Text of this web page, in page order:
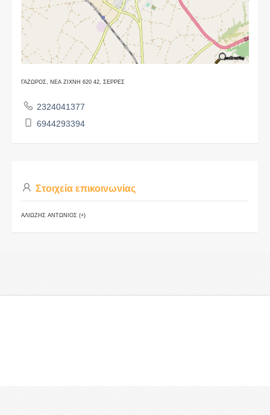
ΓΑΖΩΡΟΣ, ΝΕΑ ΖΙΧΝΗ 620 42, ΣΕΡΡΕΣ
2324041377
6944293394
Στοιχεία επικοινωνίας
ΑΛΙΩΖΗΣ ΑΝΤΩΝΙΟΣ (+)